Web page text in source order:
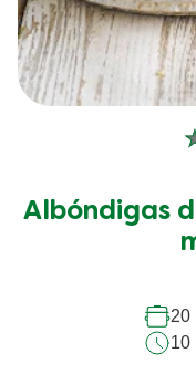
Albóndigas
20
10